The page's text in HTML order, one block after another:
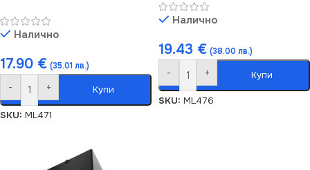
Налично
17.90 € (35.01 лв.)
- + Купи
SKU: ML471
Налично
19.43 € (38.00 лв.)
- + Купи
SKU: ML476